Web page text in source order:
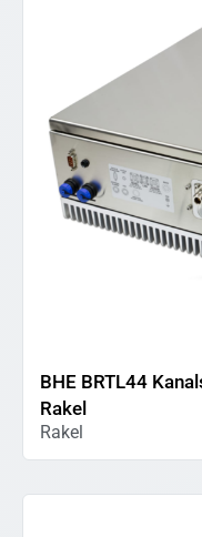
BHE BRTL44
Rakel
Rakel